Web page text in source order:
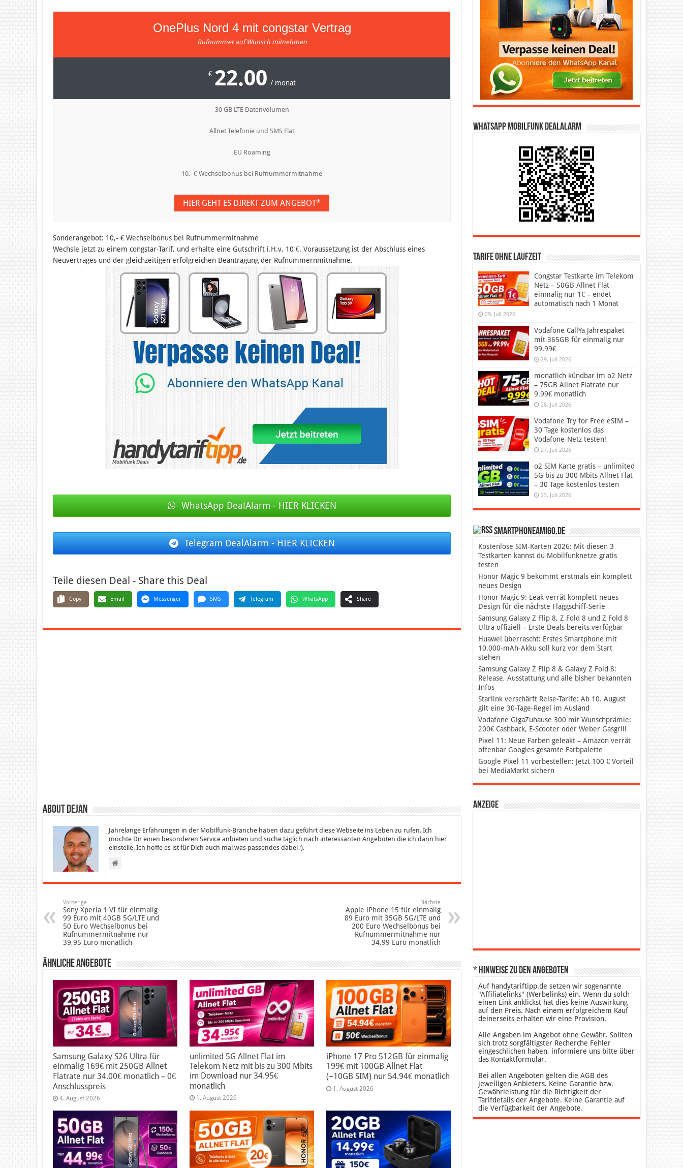
OnePlus Nord 4 mit congstar Vertrag
Rufnummer auf Wunsch mitnehmen
€ 22.00 / monat
30 GB LTE Datenvolumen
Allnet Telefonie und SMS Flat
EU Roaming
10,- € Wechselbonus bei Rufnummermitnahme
HIER GEHT ES DIREKT ZUM ANGEBOT*
Sonderangebot: 10,- € Wechselbonus bei Rufnummermitnahme
Wechsle jetzt zu einem congstar-Tarif, und erhalte eine Gutschrift i.H.v. 10 €. Voraussetzung ist der Abschluss eines
Neuvertrages und der gleichzeitigen erfolgreichen Beantragung der Rufnummernmitnahme.
WhatsApp DealAlarm - HIER KLICKEN
Telegram DealAlarm - HIER KLICKEN
Teile diesen Deal - Share this Deal
Copy Email Messenger SMS Telegram WhatsApp Share
About Dejan
Jahrelange Erfahrungen in der Mobilfunk-Branche haben dazu geführt diese Webseite ins Leben zu rufen. Ich
möchte Dir einen besonderen Service anbieten und suche täglich nach interessanten Angeboten die ich dann hier
einstelle. Ich hoffe es ist für Dich auch mal was passendes dabei ;).
Vorherige
Sony Xperia 1 VI für einmalig
99 Euro mit 40GB 5G/LTE und
50 Euro Wechselbonus bei
Rufnummermitnahme nur
39,95 Euro monatlich
Nächste
Apple iPhone 15 für einmalig
89 Euro mit 35GB 5G/LTE und
200 Euro Wechselbonus bei
Rufnummermitnahme nur
34,99 Euro monatlich
Ähnliche Angebote
Samsung Galaxy S26 Ultra für
einmalig 169€ mit 250GB Allnet
Flatrate nur 34.00€ monatlich – 0€
Anschlusspreis
4. August 2026
unlimited 5G Allnet Flat im
Telekom Netz mit bis zu 300 Mbits
im Download nur 34.95€
monatlich
1. August 2026
iPhone 17 Pro 512GB für einmalig
199€ mit 100GB Allnet Flat
(+10GB SIM) nur 54.94€ monatlich
1. August 2026
WhatsApp Mobilfunk DealAlarm
Tarife ohne Laufzeit
Congstar Testkarte im Telekom
Netz – 50GB Allnet Flat
einmalig nur 1€ – endet
automatisch nach 1 Monat
29. Juli 2026
Vodafone CallYa Jahrespaket
mit 365GB für einmalig nur
99.99€
29. Juli 2026
monatlich kündbar im o2 Netz
– 75GB Allnet Flatrate nur
9.99€ monatlich
28. Juli 2026
Vodafone Try for Free eSIM –
30 Tage kostenlos das
Vodafone-Netz testen!
27. Juli 2026
o2 SIM Karte gratis – unlimited
5G bis zu 300 Mbits Allnet Flat
– 30 Tage kostenlos testen
23. Juli 2026
SmartphoneAmigo.de
Kostenlose SIM-Karten 2026: Mit diesen 3
Testkarten kannst du Mobilfunknetze gratis
testen
Honor Magic 9 bekommt erstmals ein komplett
neues Design
Honor Magic 9: Leak verrät komplett neues
Design für die nächste Flaggschiff-Serie
Samsung Galaxy Z Flip 8, Z Fold 8 und Z Fold 8
Ultra offiziell – Erste Deals bereits verfügbar
Huawei überrascht: Erstes Smartphone mit
10.000-mAh-Akku soll kurz vor dem Start
stehen
Samsung Galaxy Z Flip 8 & Galaxy Z Fold 8:
Release, Ausstattung und alle bisher bekannten
Infos
Starlink verschärft Reise-Tarife: Ab 10. August
gilt eine 30-Tage-Regel im Ausland
Vodafone GigaZuhause 300 mit Wunschprämie:
200€ Cashback, E-Scooter oder Weber Gasgrill
Pixel 11: Neue Farben geleakt – Amazon verrät
offenbar Googles gesamte Farbpalette
Google Pixel 11 vorbestellen: Jetzt 100 € Vorteil
bei MediaMarkt sichern
Anzeige
* Hinweise zu den Angeboten
Auf handytariftipp.de setzen wir sogenannte
"Affiliatelinks" (Werbelinks) ein. Wenn du solch
einen Link anklickst hat dies keine Auswirkung
auf den Preis. Nach einem erfolgreichem Kauf
deinerseits erhalten wir eine Provision.
Alle Angaben im Angebot ohne Gewähr. Sollten
sich trotz sorgfältigster Recherche Fehler
eingeschlichen haben, informiere uns bitte über
das Kontaktformular.
Bei allen Angeboten gelten die AGB des
jeweiligen Anbieters. Keine Garantie bzw.
Gewährleistung für die Richtigkeit der
Tarifdetails der Angebote. Keine Garantie auf
die Verfügbarkeit der Angebote.